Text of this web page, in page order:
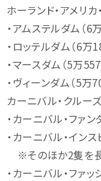
ホーランド・アメリカ
・アムステルダム（6
・ロッテルダム（6万
・マースダム（5万
・ヴィーンダム（5万
カーニバル・クルー
・カーニバル・ファン
・カーニバル・インス
※そのほか2隻を長
・カーニバル・ファ